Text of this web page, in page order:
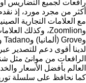
رافعات لجميع التضاريس
أكثر من مجرد مورد، إذ
وGrove (ألمانيا) وTadano وKato (اليابان).
لدينا أقوى دعم للتصدير
الرافعات من موانئ مثل
العالم بأفضل الأسعار
كما نحافظ على سلسلة